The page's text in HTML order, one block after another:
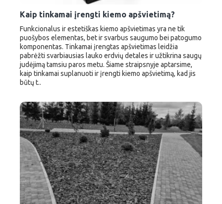
Kaip tinkamai įrengti kiemo apšvietimą?
Funkcionalus ir estetiškas kiemo apšvietimas yra ne tik
puošybos elementas, bet ir svarbus saugumo bei patogumo
komponentas. Tinkamai įrengtas apšvietimas leidžia
pabrėžti svarbiausias lauko erdvių detales ir užtikrina saugų
judėjimą tamsiu paros metu. Šiame straipsnyje aptarsime,
kaip tinkamai suplanuoti ir įrengti kiemo apšvietimą, kad jis
būtų t..